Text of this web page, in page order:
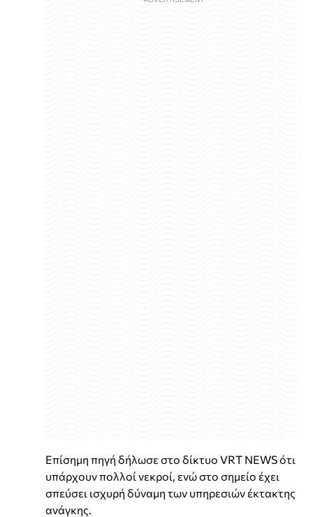
Επίσημη πηγή δήλωσε στο δίκτυο VRT NEWS ότι
υπάρχουν πολλοί νεκροί, ενώ στο σημείο έχει
σπεύσει ισχυρή δύναμη των υπηρεσιών έκτακτης
ανάγκης.